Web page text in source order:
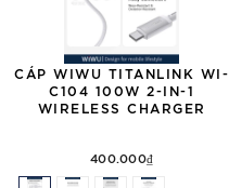
CÁP WIWU TITANLINK WI-
C104 100W 2-IN-1
WIRELESS CHARGER
400.000₫